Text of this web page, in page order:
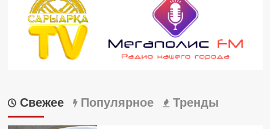
Свежее Популярное Тренды